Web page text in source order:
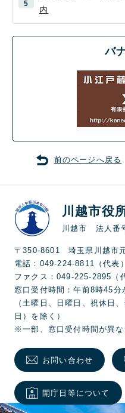
内
バ
前のページへ戻る
川越市役
川越市 法人番
〒350-8601 埼玉県川越市
電話：049-224-8811（代表）
ファクス：049-225-2895（
窓口受付時間：午前8時45分
（土曜日、日曜日、祝休日
日）を除く）
※一部、窓口受付時間が異な
お問い合わせ
開庁日等について